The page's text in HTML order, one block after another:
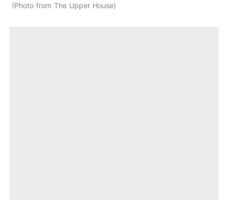
Photo from The Upper House